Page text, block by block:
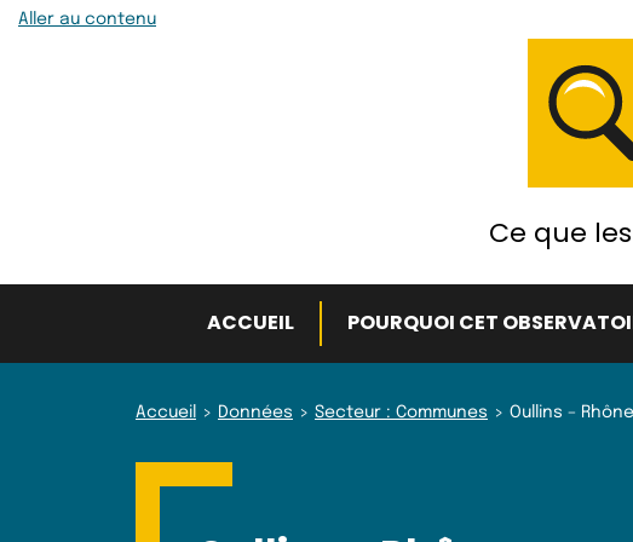
Aller au contenu
Ce que
ACCUEIL POURQUOI CET
Accueil Données Secteur : Communes Oullins – Rhône